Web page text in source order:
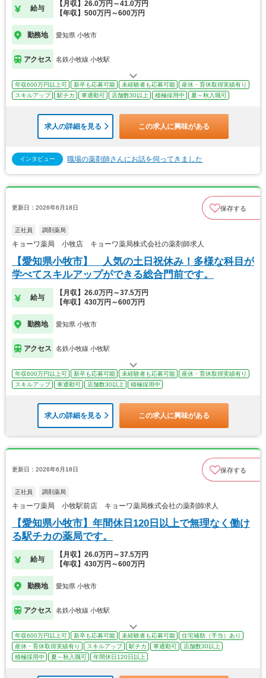
給与
【月収】26.0万円～41.0万円
【年収】500万円～600万円
勤務地 愛知県 小牧市
アクセス 名鉄小牧線 小牧駅
年収600万円以上可 新卒も応募可能 未経験者も応募可能
産休・育休取得実績有り
スキルアップ
駅チカ 車通勤可 店舗数30以上 積極採用中 夏～秋入職可
求人の詳細を見る この求人に興味がある
インタビュー 職場の薬剤師さんにお話を伺ってきました
更新日：2026年6月18日 保存する
正社員 調剤薬局
キョーワ薬局 小牧店 キョーワ薬局株式会社の薬剤師求人
【愛知県小牧市】 人気の土日祝休み！多様な科目が
学べてスキルアップができる総合門前です。
給与
【月収】26.0万円～37.5万円
【年収】430万円～600万円
勤務地 愛知県 小牧市
アクセス 名鉄小牧線 小牧駅
年収600万円以上可 新卒も応募可能 未経験者も応募可能
産休・育休取得実績有り
スキルアップ
車通勤可 店舗数30以上 積極採用中
求人の詳細を見る この求人に興味がある
更新日：2026年6月18日 保存する
正社員 調剤薬局
キョーワ薬局 小牧駅前店 キョーワ薬局株式会社の薬剤師求人
【愛知県小牧市】年間休日120日以上で無理なく働け
る駅チカの薬局です。
給与
【月収】26.0万円～37.5万円
【年収】430万円～600万円
勤務地 愛知県 小牧市
アクセス 名鉄小牧線 小牧駅
年収600万円以上可 新卒も応募可能 未経験者も応募可能
住宅補助（手当）あり
産休・育休取得実績有り
スキルアップ 駅チカ 車通勤可
店舗数30以上
積極採用中
夏～秋入職可 年間休日120日以上